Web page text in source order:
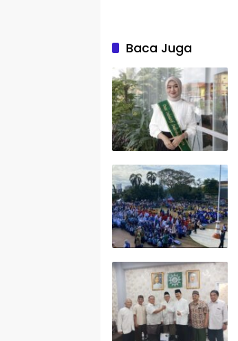
Baca Juga